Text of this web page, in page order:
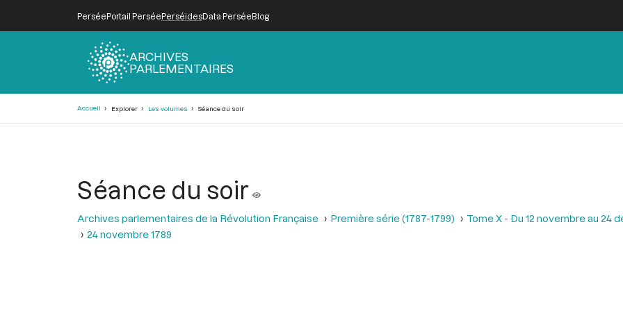
PerséePortail PerséePerséidesData PerséeBlog
ARCHIVES
PARLEMENTAIRES
Accueil Explorer Les volumes Séance du soir
Séance du soir
Archives parlementaires de la Révolution Française Première série (1787-1799) Tome X - Du 12 novembre au 24
24 novembre 1789